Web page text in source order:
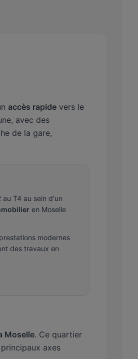
accès rapide vers le
avec des
de la gare,
T4 au sein d'un
en Moselle
modernes
des travaux en
Moselle. Ce quartier
axes